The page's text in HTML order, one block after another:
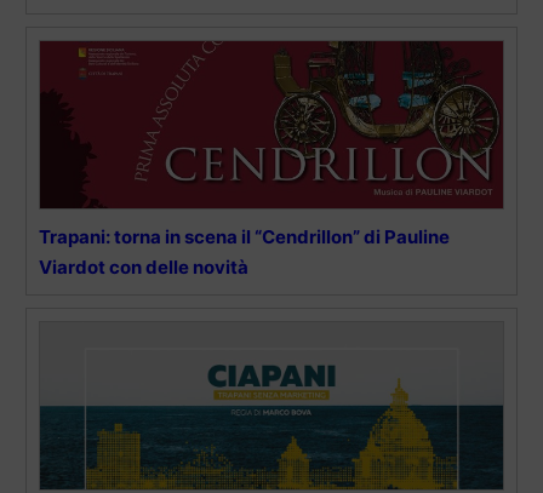
Trapani: torna in scena il “Cendrillon” di Pauline
Viardot con delle novità